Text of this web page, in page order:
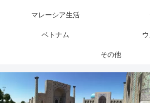
マレーシア生活
ベトナム
その他